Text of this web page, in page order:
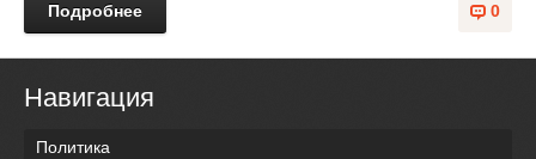
0
Подробнее
Навигация
Политика